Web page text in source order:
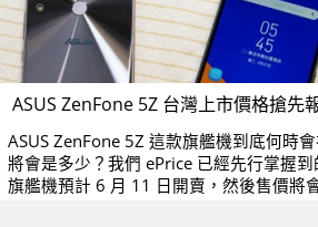
ASUS ZenFone 5Z 這款旗艦機到底何時
將會是多少？我們 ePrice 已經先行掌握
旗艦機預計 6 月 11 日開賣，然後售價將